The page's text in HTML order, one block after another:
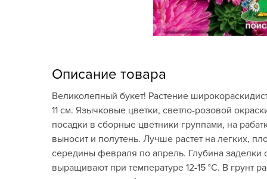
многолетники Весна
Новогодняя продукция
Отдых в саду, пикник
Подарочные карты
Описание товара
Великолепный букет! Растение
11 см. Язычковые цветки, светло-розовой
посадки в сборные цветники группами, на
выносит и полутень. Лучше растет на легких,
середины февраля по апрель. Глубина заделки
выращивают при температуре 12-15 °C. В